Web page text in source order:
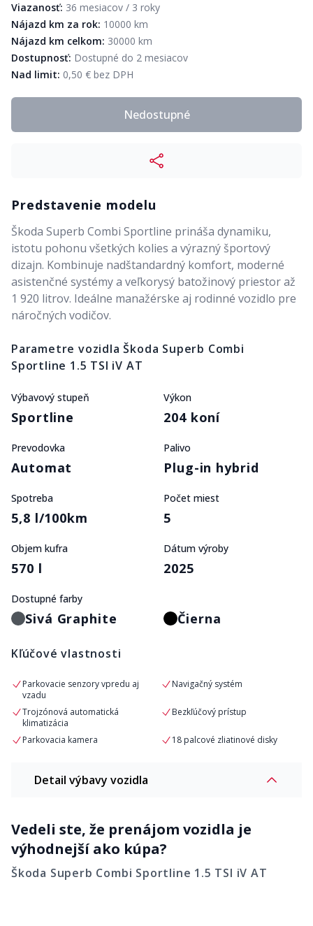
Viazanosť: 36 mesiacov / 3 roky
Nájazd km za rok: 10000 km
Nájazd km celkom: 30000 km
Dostupnosť: Dostupné do 2 mesiacov
Nad limit: 0,50 € bez DPH
Nedostupné
Predstavenie modelu
Škoda Superb Combi Sportline prináša dynamiku,
istotu pohonu všetkých kolies a výrazný športový
dizajn. Kombinuje nadštandardný komfort, moderné
asistenčné systémy a veľkorysý batožinový priestor až
1 920 litrov. Ideálne manažérske aj rodinné vozidlo pre
náročných vodičov.
Parametre vozidlaŠkoda Superb Combi
Sportline 1.5 TSI iV AT
Výbavový stupeň
Sportline
Výkon
204 koní
Prevodovka
Automat
Palivo
Plug-in hybrid
Spotreba
5,8 l/100km
Počet miest
5
Objem kufra
570 l
Dátum výroby
2025
Dostupné farby
Sivá Graphite Čierna
Kľúčové vlastnosti
Parkovacie senzory vpredu aj
vzadu
Navigačný systém
Trojzónová automatická
klimatizácia
Bezkľúčový prístup
Parkovacia kamera 18 palcové zliatinové disky
Detail výbavy vozidla
Vedeli ste, že prenájom vozidla je
výhodnejší ako kúpa?
Škoda Superb Combi Sportline 1.5 TSI iV AT